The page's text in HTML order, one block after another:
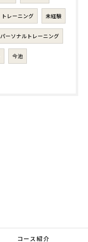
トレーニング 未経験
パーソナルトレーニング
今池
コース紹介